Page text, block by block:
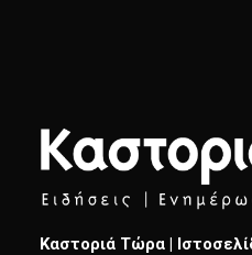
Καστοριά Τώρα |